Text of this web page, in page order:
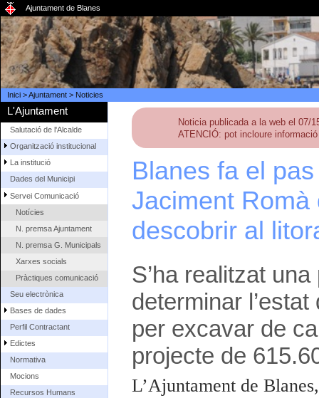
Ajuntament de Blanes
Inici>Ajuntament> Noticies
L'Ajuntament
Salutació de l'Alcalde
Organització institucional
La institució
Dades del Municipi
Servei Comunicació
Notícies
N. premsa Ajuntament
N. premsa G. Municipals
Xarxes socials
Pràctiques comunicació
Seu electrònica
Bases de dades
Perfil Contractant
Edictes
Normativa
Mocions
Recursos Humans
Noticia publicada a la web el 07/
ATENCIÓ: pot incloure
Blanes fa el
Jaciment
descobrir al
S’ha realitzat
determinar
per excavar de
projecte de
L’Ajuntament de